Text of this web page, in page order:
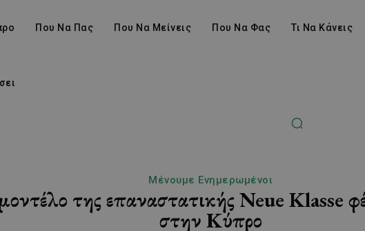
Που Να Πας Που Να Μείνεις Που Να Φας Τι Να Κάνεις
Μένουμε Ενημερωμένοι
της επαναστατικής Neue Klasse
στην Κύπρο